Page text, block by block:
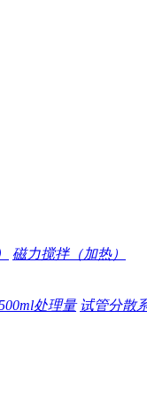
磁力搅拌（加热）
处理量 试管分散